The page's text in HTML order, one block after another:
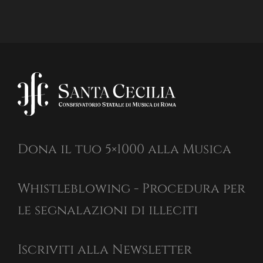
Dona il tuo 5×1000 alla Musica
Whistleblowing - Procedura per
le segnalazioni di illeciti
Iscriviti alla Newsletter